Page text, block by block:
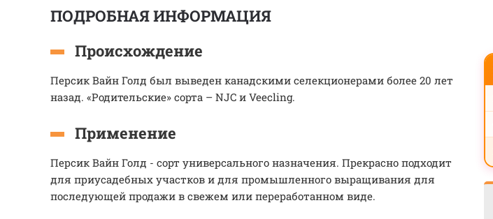
ПОДРОБНАЯ ИНФОРМАЦИЯ
Происхождение
Персик Вайн Голд был выведен канадскими селекционерами более 20 лет
назад. «Родительские» сорта – NJC и Veecling.
Применение
Персик Вайн Голд - сорт универсального назначения. Прекрасно подходит
для приусадебных участков и для промышленного выращивания для
последующей продажи в свежем или переработанном виде.